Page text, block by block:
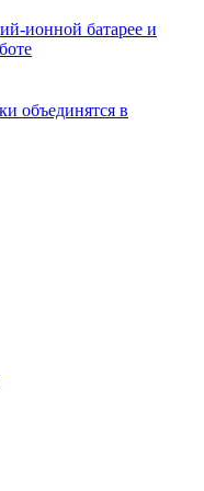
ионной батарее и
объединятся в